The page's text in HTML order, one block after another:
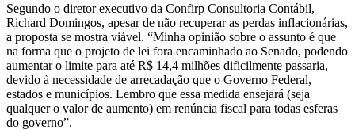
Segundo o diretor executivo da Confirp Consultoria Contábil,
Richard Domingos, apesar de não recuperar as perdas inflacionárias,
a proposta se mostra viável. “Minha opinião sobre o assunto é que
na forma que o projeto de lei fora encaminhado ao Senado, podendo
aumentar o limite para até R$ 14,4 milhões dificilmente passaria,
devido à necessidade de arrecadação que o Governo Federal,
estados e municípios. Lembro que essa medida ensejará (seja
qualquer o valor de aumento) em renúncia fiscal para todas esferas
do governo”.